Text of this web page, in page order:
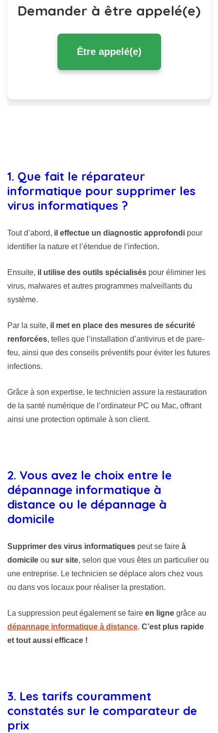
Demander à être appelé(e)
Être appelé(e)
1. Que fait le réparateur
informatique pour supprimer les
virus informatiques ?
Tout d’abord, il effectue un diagnostic approfondi pour
identifier la nature et l’étendue de l’infection.
Ensuite, il utilise des outils spécialisés pour éliminer les
virus, malwares et autres programmes malveillants du
système.
Par la suite, il met en place des mesures de sécurité
renforcées, telles que l’installation d’antivirus et de pare-
feu, ainsi que des conseils préventifs pour éviter les futures
infections.
Grâce à son expertise, le technicien assure la restauration
de la santé numérique de l’ordinateur PC ou Mac, offrant
ainsi une protection optimale à son client.
2. Vous avez le choix entre le
dépannage informatique à
distance ou le dépannage à
domicile
Supprimer des virus informatiques peut se faire à
domicile ou sur site, selon que vous êtes un particulier ou
une entreprise. Le technicien se déplace alors chez vous
ou dans vos locaux pour réaliser la prestation.
La suppression peut également se faire en ligne grâce au
dépannage informatique à distance. C’est plus rapide
et tout aussi efficace !
3. Les tarifs couramment
constatés sur le comparateur de
prix